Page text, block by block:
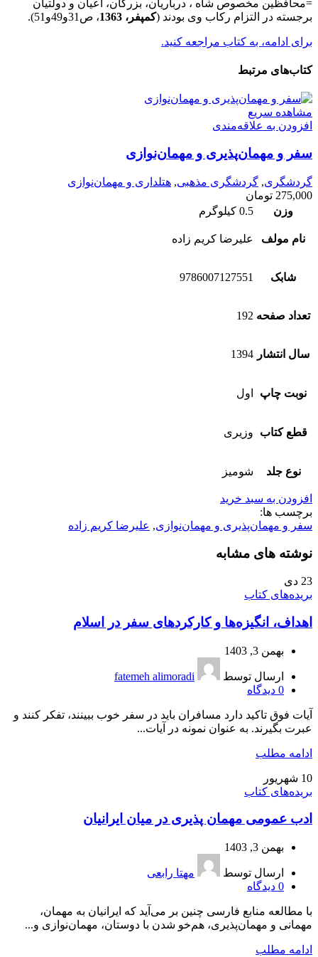
=محافظین مخصوص شاه ، درباریان، بزرگان، اعیان و دولتیان
برجسته در التزام رکاب وی بودند (کمپفر، 1363 ، ص31و49و51).
برای ادامه، به کتاب مراجعه کنید.
کتاب‌های مرتبط
مشاهده سریع
افزودن به علاقه‌مندی
سفر و مهمان‌پذیری و مهمان‌نوازی
گردشگری, گردشگری مذهبی, هتلداری و مهمان‌نوازی
275,000 تومان
وزن
0.5 کیلوگرم
نام مولف علیرضا کریم زاده
شابک 9786007127551
تعداد صفحه 192
سال انتشار 1394
نوبت چاپ اول
قطع کتاب وزیری
نوع جلد شومیز
افزودن به سبد خرید
برچسب ها:
سفر و مهمان‌پذیری و مهمان‌نوازی, علیرضا کریم زاده
نوشته های مشابه
23 دی
بریده‌های کتاب
اهداف، انگیزه‌ها و کارکردهای سفر در اسلام
بهمن 3, 1403
ارسال توسط
fatemeh alimoradi
0 دیدگاه
آیات فوق تاکید دارد مسافران باید در سفر خوب ببینند، تفکر کنند و
عبرت بگیرند. به عنوان نمونه در آیات...
ادامه مطلب
10 شهریور
بریده‌های کتاب
ادب عمومی مهمان‌ پذیری در میان ایرانیان
بهمن 3, 1403
ارسال توسط
مهتا رابعی
0 دیدگاه
با مطالعه منابع فارسی چنین بر می‌آید که ایرانیان به مهمان،
مهمانی و مهمان‌پذیری، هم‌خو شدن با دوستان، مهمان‌نوازی و...
ادامه مطلب